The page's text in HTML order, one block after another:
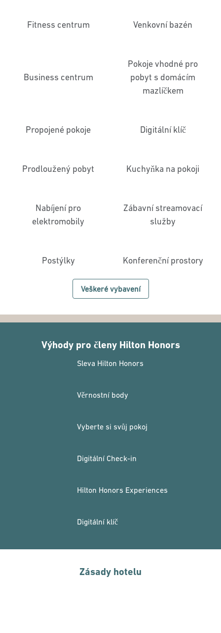
Fitness centrum Venkovní bazén
Business centrum
Pokoje vhodné pro
pobyt s domácím
mazlíčkem
Propojené pokoje Digitální klíč
Prodloužený pobyt Kuchyňka na pokoji
Nabíjení pro
elektromobily
Zábavní streamovací
služby
Postýlky Konferenční prostory
Veškeré vybavení
Výhody pro členy Hilton Honors
Sleva Hilton Honors
Věrnostní body
Vyberte si svůj pokoj
Digitální Check-in
Hilton Honors Experiences
Digitální klíč
Zásady hotelu